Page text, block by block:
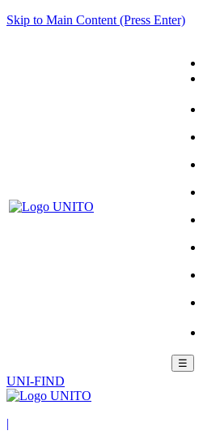
Skip to Main Content (Press Enter)
☰
UNI-FIND
|